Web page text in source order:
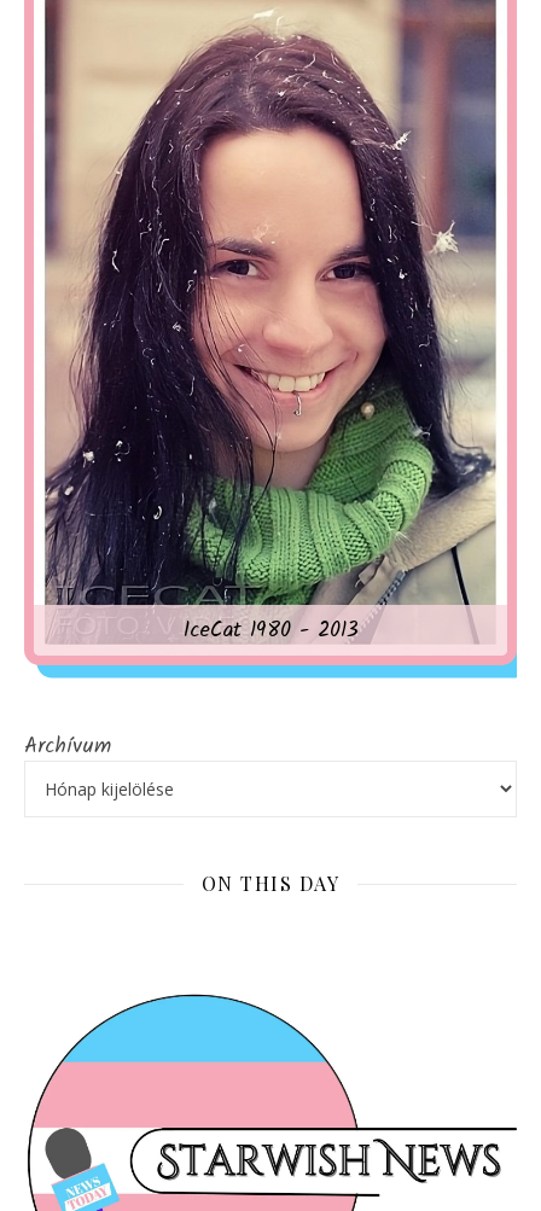
IceCat 1980 - 2013
Archívum
ON THIS DAY